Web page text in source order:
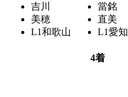
吉川
美穂
L1和歌山
當銘
直美
L1愛知
4着